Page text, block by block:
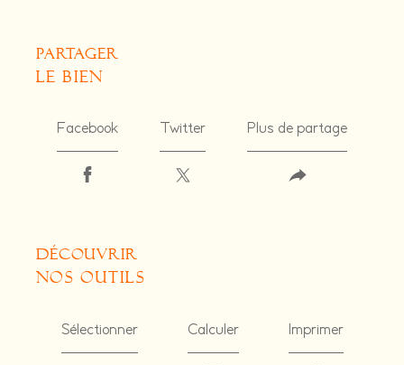
partager
le bien
Facebook Twitter Plus de partage
découvrir
nos outils
Sélectionner Calculer Imprimer